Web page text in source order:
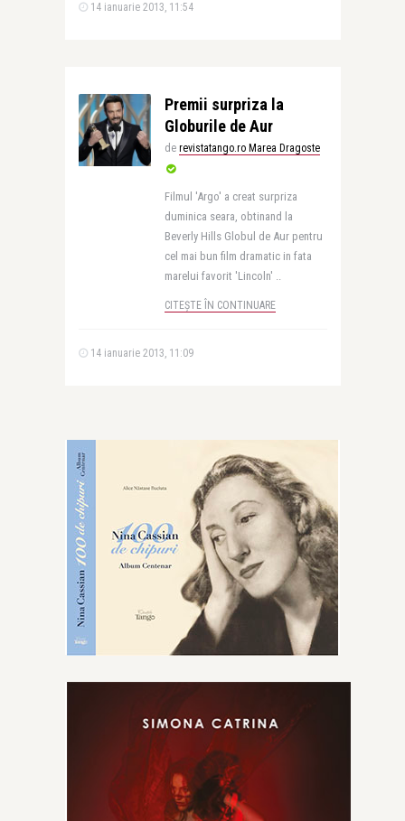
14 ianuarie 2013, 11:54
Premii surpriza la
Globurile de Aur
de revistatango.ro Marea Dragoste
Filmul 'Argo' a creat surpriza
duminica seara, obtinand la
Beverly Hills Globul de Aur pentru
cel mai bun film dramatic in fata
marelui favorit 'Lincoln' ..
CITEȘTE ÎN CONTINUARE
14 ianuarie 2013, 11:09